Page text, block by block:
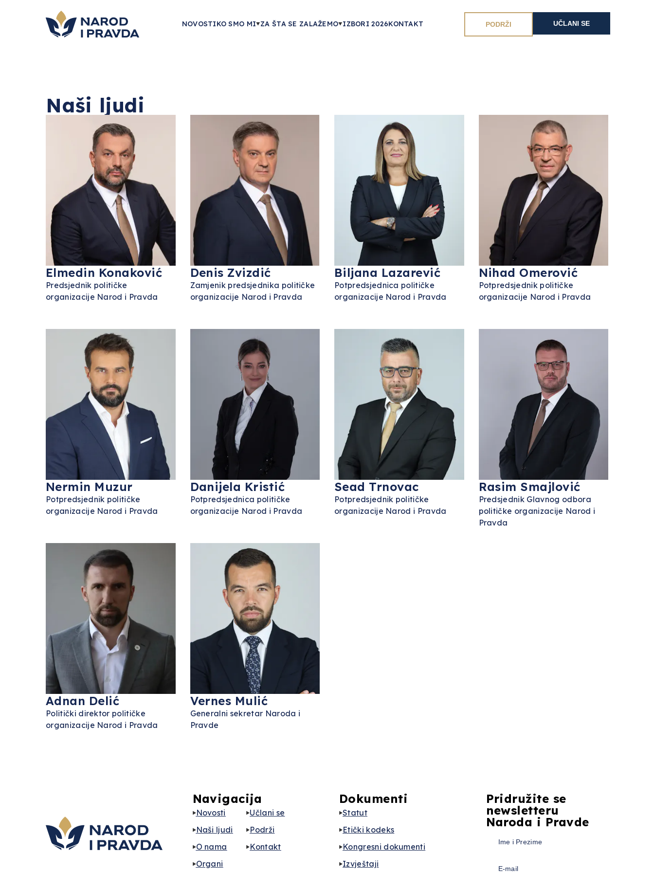
NOVOSTIKO SMO MI ZA ŠTA SE ZALAŽEMO IZBORI 2026KONTAKT PODRŽI UČLANI SE
Naši ljudi
Elmedin Konaković
Predsjednik političke
organizacije Narod i Pravda
Denis Zvizdić
Zamjenik predsjednika političke
organizacije Narod i Pravda
Biljana Lazarević
Potpredsjednica političke
organizacije Narod i Pravda
Nihad Omerović
Potpredsjednik političke
organizacije Narod i Pravda
Nermin Muzur
Potpredsjednik političke
organizacije Narod i Pravda
Danijela Kristić
Potpredsjednica političke
organizacije Narod i Pravda
Sead Trnovac
Potpredsjednik političke
organizacije Narod i Pravda
Rasim Smajlović
Predsjednik Glavnog odbora
političke organizacije Narod i
Pravda
Adnan Delić
Politički direktor političke
organizacije Narod i Pravda
Vernes Mulić
Generalni sekretar Naroda i
Pravde
Navigacija
Novosti
Naši ljudi
O nama
Organi
Učlani se
Podrži
Kontakt
Dokumenti
Statut
Etički kodeks
Kongresni dokumenti
Izvještaji
Pridružite se
newsletteru
Naroda i Pravde